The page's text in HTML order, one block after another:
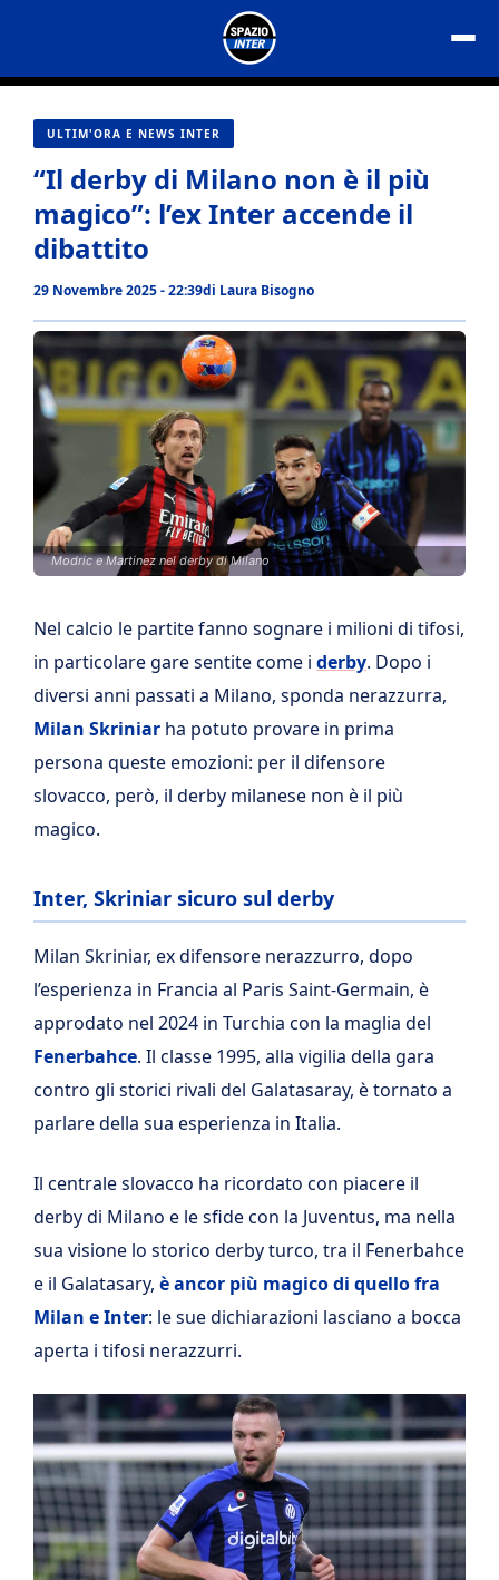
contenuto
ULTIM'ORA E NEWS INTER
“Il derby di Milano non è il più
magico”: l’ex Inter accende il
dibattito
29 Novembre 2025 - 22:39di Laura Bisogno
Modric e Martinez nel derby di Milano
Nel calcio le partite fanno sognare i milioni di tifosi,
in particolare gare sentite come i derby. Dopo i
diversi anni passati a Milano, sponda nerazzurra,
Milan Skriniar ha potuto provare in prima
persona queste emozioni: per il difensore
slovacco, però, il derby milanese non è il più
magico.
Inter, Skriniar sicuro sul derby
Milan Skriniar, ex difensore nerazzurro, dopo
l’esperienza in Francia al Paris Saint-Germain, è
approdato nel 2024 in Turchia con la maglia del
Fenerbahce. Il classe 1995, alla vigilia della gara
contro gli storici rivali del Galatasaray, è tornato a
parlare della sua esperienza in Italia.
Il centrale slovacco ha ricordato con piacere il
derby di Milano e le sfide con la Juventus, ma nella
sua visione lo storico derby turco, tra il Fenerbahce
e il Galatasary, è ancor più magico di quello fra
Milan e Inter: le sue dichiarazioni lasciano a bocca
aperta i tifosi nerazzurri.